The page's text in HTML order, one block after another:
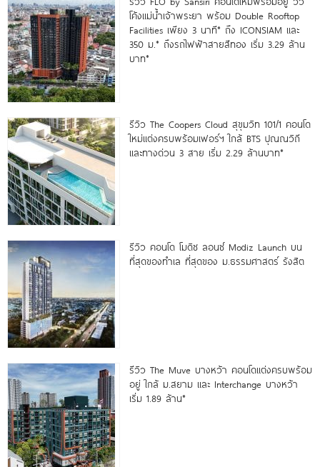
โค้งแม่น้ำเจ้าพระยา พร้อม Double Rooftop
Facilities เพียง 3 นาที* ถึง ICONSIAM และ
350 ม.* ถึงรถไฟฟ้าสายสีทอง เริ่ม 3.29 ล้าน
บาท*
รีวิว The Coopers Cloud สุขุมวิท 101/1 คอนโด
ใหม่แต่งครบพร้อมเฟอร์ฯ ใกล้ BTS ปุณณวิถี
และทางด่วน 3 สาย เริ่ม 2.29 ล้านบาท*
รีวิว คอนโด โมดิซ ลอนซ์ Modiz Launch บน
ที่สุดของทำเล ที่สุดของ ม.ธรรมศาสตร์ รังสิต
รีวิว The Muve บางหว้า คอนโดแต่งครบพร้อม
อยู่ ใกล้ ม.สยาม และ Interchange บางหว้า
เริ่ม 1.89 ล้าน*